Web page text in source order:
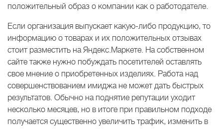
положительный образ о компании как о работодателе.
Если организация выпускает какую-либо продукцию, то
информацию о товарах и их положительных отзывах
стоит разместить на Яндекс.Маркете. На собственном
сайте также нужно побуждать посетителей оставлять
свое мнение о приобретенных изделиях. Работа над
совершенствованием имиджа не может дать быстрых
результатов. Обычно на поднятие репутации уходит
несколько месяцев, но в итоге при правильном подходе
получается существенно увеличить трафик, изменить в